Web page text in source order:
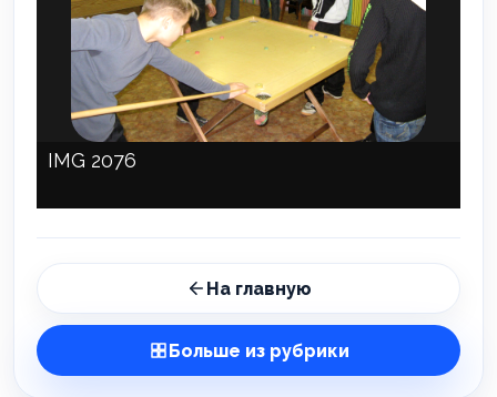
IMG 2076
На главную
Больше из рубрики